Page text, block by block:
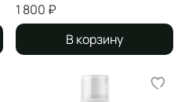
1 800 ₽
В корзину